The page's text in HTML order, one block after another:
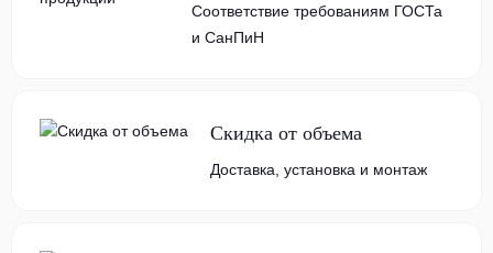
Соответствие требованиям ГОСТа
и СанПиН
Скидка от объема
Доставка, установка и монтаж